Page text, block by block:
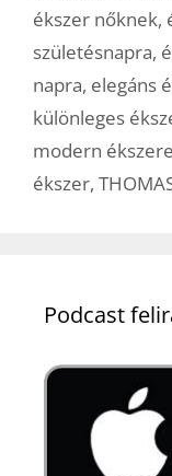
ékszer nőknek,
születésnapra,
napra, elegáns
különleges
modern
ékszer,
Podcast